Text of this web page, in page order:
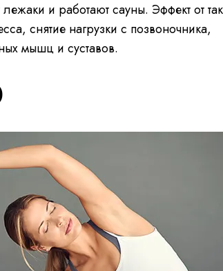
лежаки и работают сауны. Эффект от
снятие нагрузки с позвоночника,
мышц и суставов.